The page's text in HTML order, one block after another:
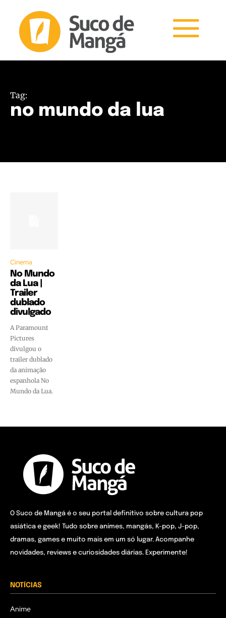
Tag:
no mundo da lua
Cinema
No Mundo
da Lua |
Trailer
dublado
divulgado
A Paramount
Pictures
divulgou o
trailer dublado
da animação
espanhola No
Mundo da Lua.
O Suco de Mangá é o seu portal definitivo sobre cultura pop
asiática e geek! Tudo sobre animes, mangás, K-pop, J-pop,
dramas, games e muito mais em um só lugar. Acompanhe
novidades, reviews e curiosidades diárias. Experimente!
NOTÍCIAS
Anime